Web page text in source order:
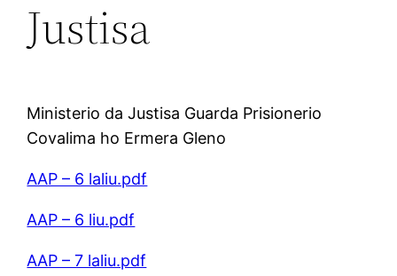
Justisa
Ministerio da Justisa Guarda Prisionerio
Covalima ho Ermera Gleno
AAP – 6 laliu.pdf
AAP – 6 liu.pdf
AAP – 7 laliu.pdf